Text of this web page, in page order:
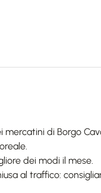
di Borgo
dei modi il mese.
al traffico: